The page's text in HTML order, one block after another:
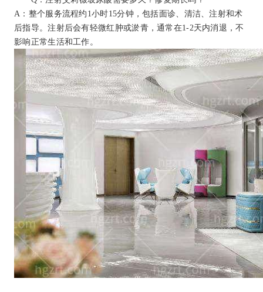
A：整个服务流程约1小时15分钟，包括面诊、清洁、注射和术
后指导。注射后会有轻微红肿或淤青，通常在1-2天内消退，不
影响正常生活和工作。